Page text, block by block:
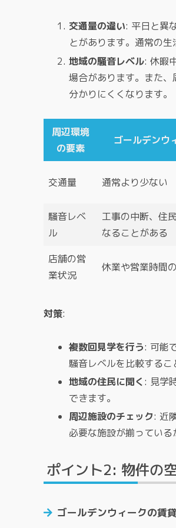
交通量の違い: 平日と異
とがあります。通常の
地域の騒音レベル: 休暇
場合があります。また
分かりにくくなります。
周辺環境
の要素
ゴールデンウ
交通量 通常より少ない
騒音レベ
ル
工事の中断、住
なることがある
店舗の営
業状況
休業や営業時間
対策:
複数回見学を行う: 可能
騒音レベルを比較するこ
地域の住民に聞く: 見学
できます。
周辺施設のチェック: 近
必要な施設が揃っている
ポイント2: 物件の
ゴールデンウィークの賃